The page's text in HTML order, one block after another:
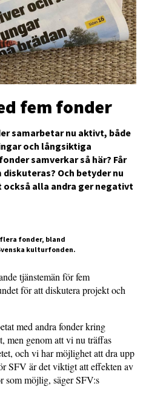
fem fonder
samarbetar nu aktivt, både
och långsiktiga
samverkar så här? Får
Och betyder nu
alla andra ger negativt
fonder, bland
kulturfonden.
tjänstemän för fem
för att diskutera projekt och
med andra fonder kring
men genom att vi nu träffas
och vi har möjlighet att dra upp
SFV är det viktigt att effekten av
som möjlig, säger SFV:s